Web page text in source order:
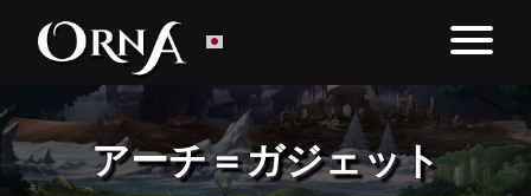
アーチ＝ガジェット